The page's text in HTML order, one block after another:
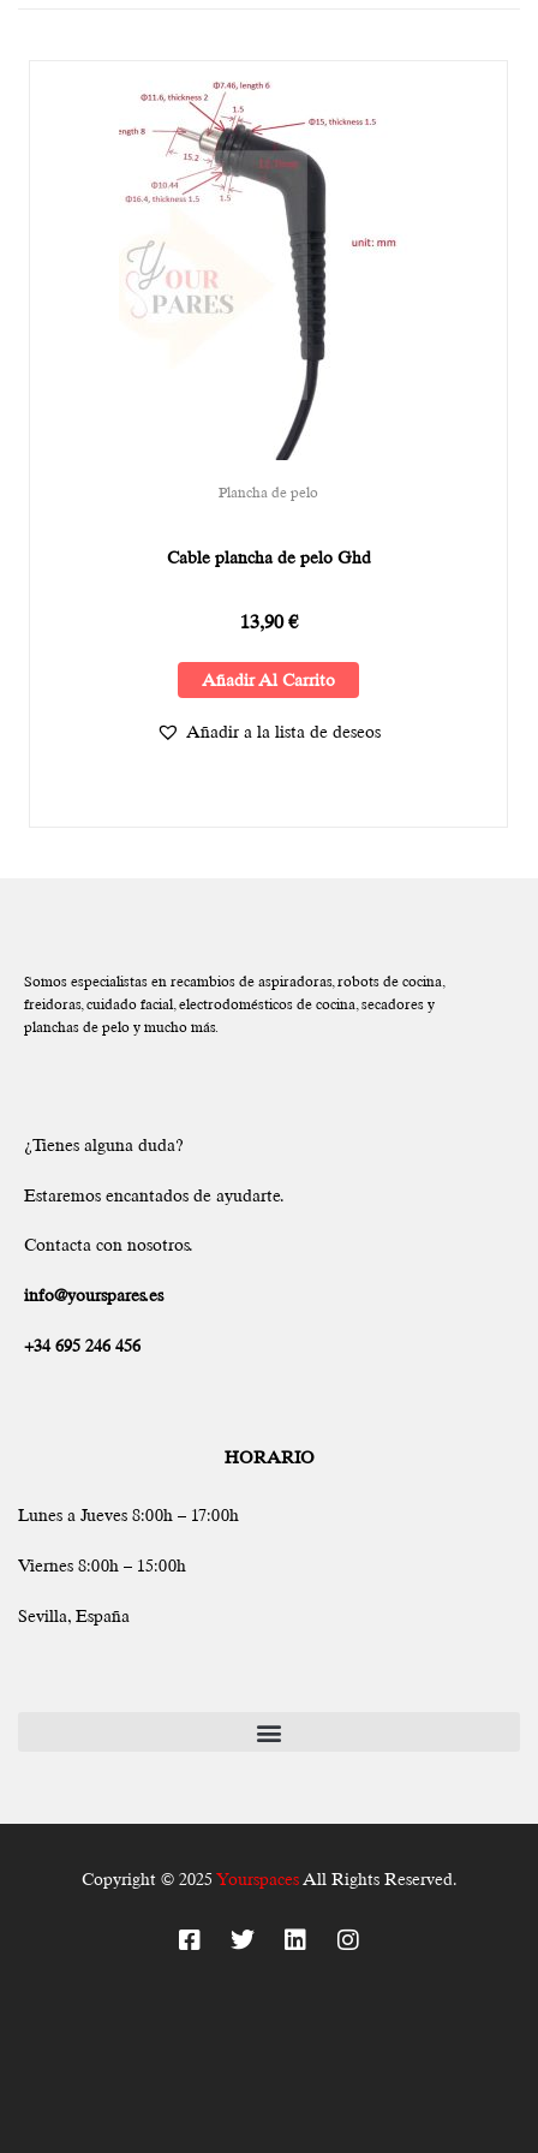
Plancha de pelo
Cable plancha de pelo Ghd
13,90€
Añadir Al Carrito
Añadir a la lista de deseos
Somos especialistas en recambios de aspiradoras, robots de cocina,
freidoras, cuidado facial, electrodomésticos de cocina, secadores y
planchas de pelo y mucho más.
¿Tienes alguna duda?
Estaremos encantados de ayudarte.
Contacta con nosotros.
info@yourspares.es
+34 695 246 456
HORARIO
Lunes a Jueves 8:00h – 17:00h
Viernes 8:00h – 15:00h
Sevilla, España
Copyright © 2025 YourspacesAll Rights Reserved.